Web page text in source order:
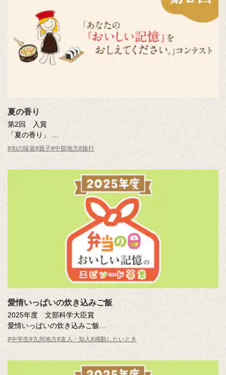
夏の香り
第2回 入賞
「夏の香り」
曽田 喜人さん（愛知県）
#旬の味覚#親子#中部地方#旅行
愛情いっぱいの炊き込みご飯
2025年度 文部科学大臣賞
愛情いっぱいの炊き込みご飯
吉田 かりん結愛（大分県 別府市立別府西中学校1年 ）
#中学生#九州地方#友人・知人 #感動したいとき